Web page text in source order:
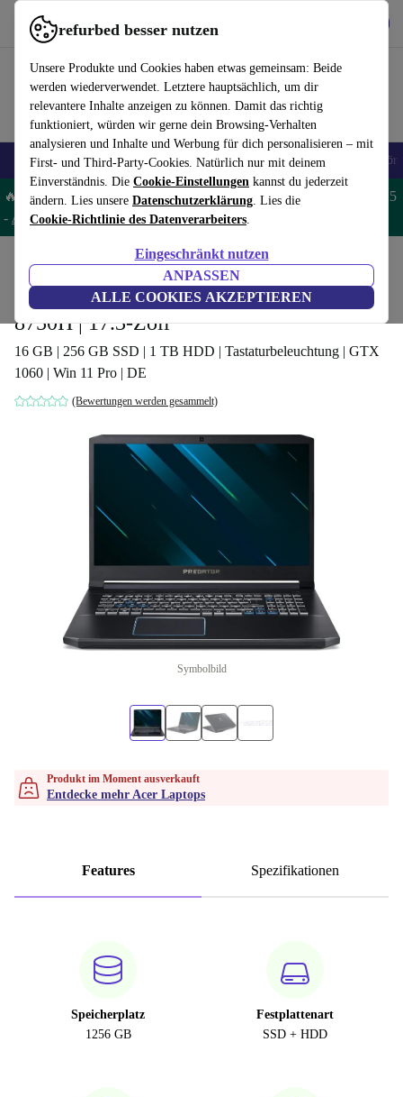
refurbed besser nutzen
Unsere Produkte und Cookies haben etwas gemeinsam: Beide
werden wiederverwendet. Letztere hauptsächlich, um dir
relevantere Inhalte anzeigen zu können. Damit das richtig
funktioniert, würden wir gerne dein Browsing-Verhalten
analysieren und Inhalte und Werbung für dich personalisieren – mit
First- und Third-Party-Cookies. Natürlich nur mit deinem
Einverständnis. Die Cookie-Einstellungen kannst du jederzeit
ändern. Lies unsere Datenschutzerklärung. Lies die
Cookie-Richtlinie des Datenverarbeiters.
Eingeschränkt nutzen
ANPASSEN
ALLE COOKIES AKZEPTIEREN
refurbed schnell und einfach nutzen
🎒 Back to school Handys Laptops Tablets Smartwatches Zubehör
🔥 Spare 5% EXTRA auf MacBooks und iPads – Code: MACPAD5
- AGB
Laptops Acer Laptops
Acer Predator Helios 300 PH317-53 | i7-
8750H | 17.3-Zoll
16 GB | 256 GB SSD | 1 TB HDD | Tastaturbeleuchtung | GTX
1060 | Win 11 Pro | DE
(Bewertungen werden gesammelt)
Symbolbild
Produkt im Moment ausverkauft
Entdecke mehr Acer Laptops
Features Spezifikationen
Speicherplatz
1256 GB
Festplattenart
SSD + HDD